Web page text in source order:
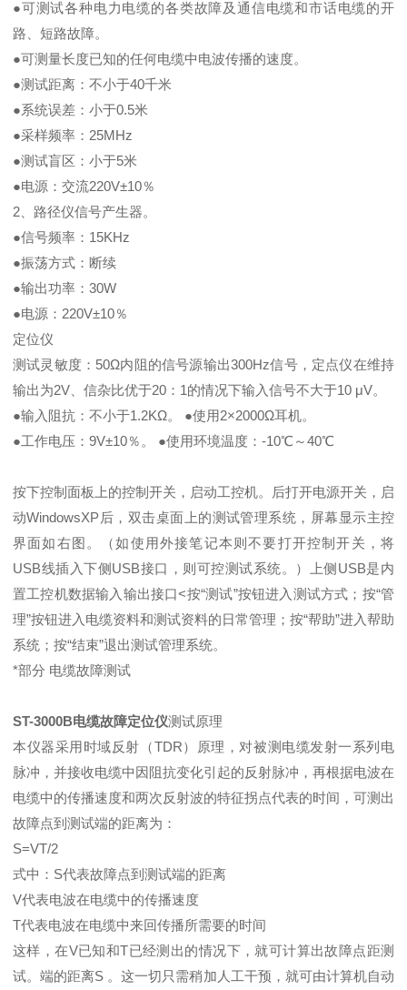
●可测试各种电力电缆的各类故障及通信电缆和市话电缆的开
路、短路故障。
●可测量长度已知的任何电缆中电波传播的速度。
●测试距离：不小于40千米
●系统误差：小于0.5米
●采样频率：25MHz
●测试盲区：小于5米
●电源：交流220V±10％
2、路径仪信号产生器。
●信号频率：15KHz
●振荡方式：断续
●输出功率：30W
●电源：220V±10％
定位仪
测试灵敏度：50Ω内阻的信号源输出300Hz信号，定点仪在维持
输出为2V、信杂比优于20：1的情况下输入信号不大于10 μV。
●输入阻抗：不小于1.2KΩ。 ●使用2×2000Ω耳机。
●工作电压：9V±10％。 ●使用环境温度：-10℃～40℃
按下控制面板上的控制开关，启动工控机。后打开电源开关，启
动WindowsXP后，双击桌面上的测试管理系统，屏幕显示主控
界面如右图。（如使用外接笔记本则不要打开控制开关，将
USB线插入下侧USB接口，则可控测试系统。）上侧USB是内
置工控机数据输入输出接口<按“测试”按钮进入测试方式；按“管
理”按钮进入电缆资料和测试资料的日常管理；按“帮助”进入帮助
系统；按“结束”退出测试管理系统。
*部分 电缆故障测试
ST-3000B电缆故障定位仪测试原理
本仪器采用时域反射（TDR）原理，对被测电缆发射一系列电
脉冲，并接收电缆中因阻抗变化引起的反射脉冲，再根据电波在
电缆中的传播速度和两次反射波的特征拐点代表的时间，可测出
故障点到测试端的距离为：
S=VT/2
式中：S代表故障点到测试端的距离
V代表电波在电缆中的传播速度
T代表电波在电缆中来回传播所需要的时间
这样，在V已知和T已经测出的情况下，就可计算出故障点距测
试。端的距离S 。这一切只需稍加人工干预，就可由计算机自动